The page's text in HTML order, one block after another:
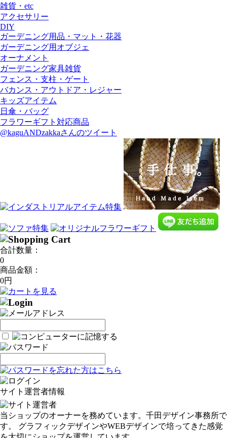
雑貨・etc
アクセサリー
DIY
ガーデニング用品・マット・花器
ガーデニング用オブジェ
オーナメント
ガーデニング家具雑貨
フェンス・支柱・ゲート
バカンス・アウトドア・レジャー
キッズアイテム
日傘・バッグ
フラワーギフト対応商品
@kaguANDzakkaさんのツイート
合計数量：
0
商品金額：
0円
サイト運営者情報
当ショップのオーナーを務めています。千田デザイン事務所で
す。 グラフィックデザインやWEBデザインで培ってきた感覚